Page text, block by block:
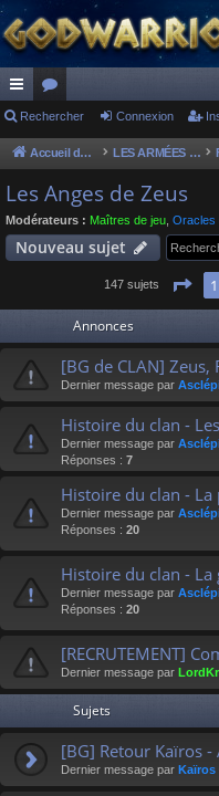
ac
co
ur
ci
or
u
m
s
Rechercher Connexion
Accueil du forum LES ARMÉES DIVINES - FORUMS DE CLAN
Les Anges de Zeus
Modérateurs : Maîtres de jeu Oracles
Nouveau sujet
147 sujets 1
Annonces
[BG de CLAN] Zeus,
Dernier message par
Histoire du clan -
Dernier message par
Réponses : 7
Histoire du clan -
Dernier message par
Réponses : 20
Histoire du clan -
Dernier message par
Réponses : 20
[RECRUTEMENT]
Dernier message par
Sujets
[BG] Retour Kaïros
Dernier message par Kaïros